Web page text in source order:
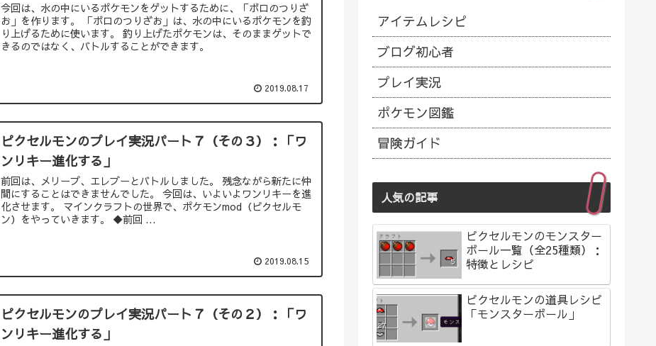
今回は、水の中にいるポケモンをゲットするために、「ボロのつりざ
お」を作ります。 「ボロのつりざお」は、水の中にいるポケモンを釣
り上げるために使います。 釣り上げたポケモンは、そのままゲットで
きるのではなく、バトルすることができます。
2019.08.17
ピクセルモンのプレイ実況パート７（その３）：「ワ
ンリキー進化する」
前回は、メリープ、エレブーとバトルしました。 残念ながら新たに仲
間にすることはできませんでした。 今回は、いよいよワンリキーを進
化させます。 マインクラフトの世界で、ポケモンmod（ピクセルモ
ン）をやっていきます。 ◆前回 ...
2019.08.15
ピクセルモンのプレイ実況パート７（その２）：「ワ
ンリキー進化する」
アイテムレシピ
ブログ初心者
プレイ実況
ポケモン図鑑
冒険ガイド
人気の記事
ピクセルモンのモンスター
ボール一覧（全25種類）：
特徴とレシピ
ピクセルモンの道具レシピ
「モンスターボール」